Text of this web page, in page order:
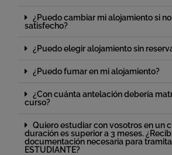
¿Puedo cambiar mi alojamiento si
satisfecho?
¿Puedo elegir alojamiento sin
¿Puedo fumar en mi alojamiento?
¿Con cuánta antelación debería
curso?
Quiero estudiar con vosotros en un
duración es superior a 3 meses.
documentación necesaria para
ESTUDIANTE?